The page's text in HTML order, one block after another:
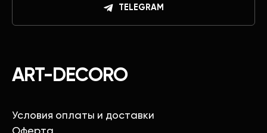
ART-DECORO
Условия оплаты и доставки
TELEGRAM